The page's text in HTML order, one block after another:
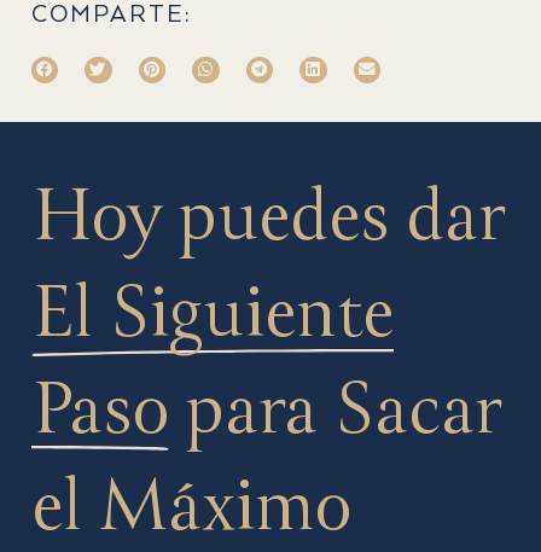
COMPARTE:
Hoy puedes dar
El Siguiente
Paso para Sacar
el Máximo